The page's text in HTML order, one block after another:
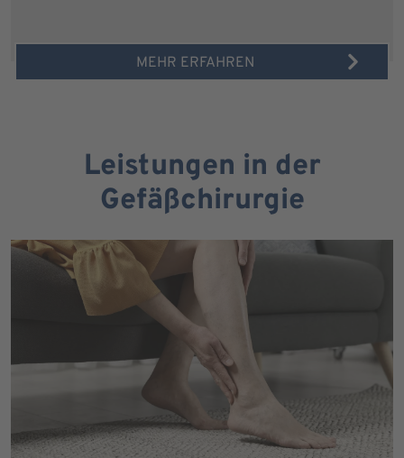
MEHR ERFAHREN
Leistungen in der
Gefäßchirurgie